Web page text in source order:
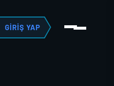
GIRIŞ YAP